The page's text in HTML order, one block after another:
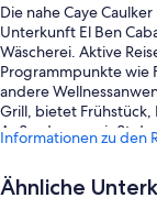
Die nahe Caye
Unterkunft El Ben
Wäscherei. Aktive
Programmpunkte wie
andere
Grill, bietet
Außerdem genießt du
den öffentlichen
Annehmlichkeiten wie
Informationen zu den
Ähnliche